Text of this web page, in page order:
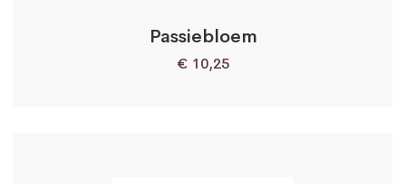
Passiebloem
€ 10,25